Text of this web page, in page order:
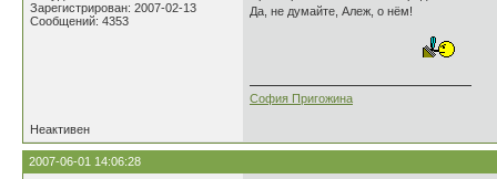
Зарегистрирован: 2007-02-13
Сообщений: 4353
Да, не думайте, Алеж, о нём!
София Пригожина
Неактивен
2007-06-01 14:06:28